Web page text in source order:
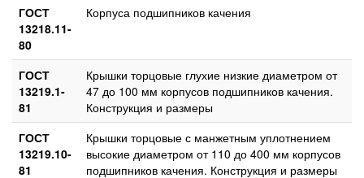
ГОСТ
13218.11-
80
Корпуса подшипников качения
ГОСТ
13219.1-
81
Крышки торцовые глухие низкие диаметром от
47 до 100 мм корпусов подшипников качения.
Конструкция и размеры
ГОСТ
13219.10-
81
Крышки торцовые с манжетным уплотнением
высокие диаметром от 110 до 400 мм корпусов
подшипников качения. Конструкция и размеры